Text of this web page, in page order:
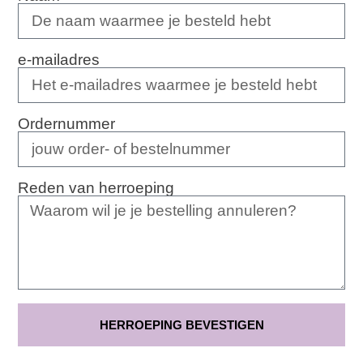
e-mailadres
Ordernummer
Reden van herroeping
HERROEPING BEVESTIGEN